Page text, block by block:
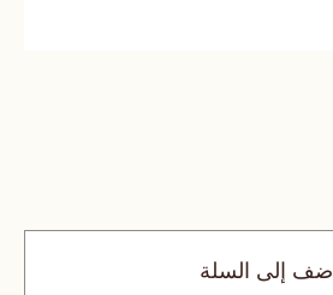
أضف إلى السلة